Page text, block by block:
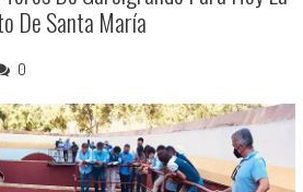
De Santa María
0